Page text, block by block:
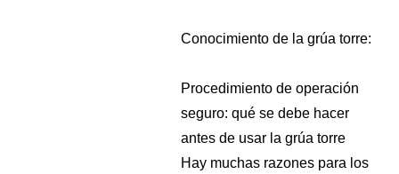
Conocimiento de la grúa torre:
Procedimiento de operación
seguro: qué se debe hacer
antes de usar la grúa torre
Hay muchas razones para los